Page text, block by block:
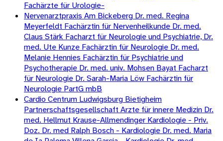
Fachärzte für Urologie-
Nervenarztpraxis Am Bickeberg Dr. med. Regina
Meyerfeldt Fachärztin für Nervenheilkunde Dr. med.
Claus Stärk Facharzt für Neurologie und Psychiatrie, Dr.
med. Ute Kunze Fachärztin für Neurologie Dr. med.
Melanie Hennies Fachärztin für Psychiatrie und
Psychotherapie Dr. med. univ. Mohsen Bayat Facharzt
für Neurologie Dr. Sarah-Maria Löw Fachärztin für
Neurologie PartG mbB
Cardio Centrum Ludwigsburg Bietigheim
Partnerschaftsgesellschaft Arzte für innere Medizin Dr.
med. Hellmut Krause-Allmendinger Kardiologie - Priv.
Doz. Dr. med Ralph Bosch - Kardiologie Dr. med. Maria